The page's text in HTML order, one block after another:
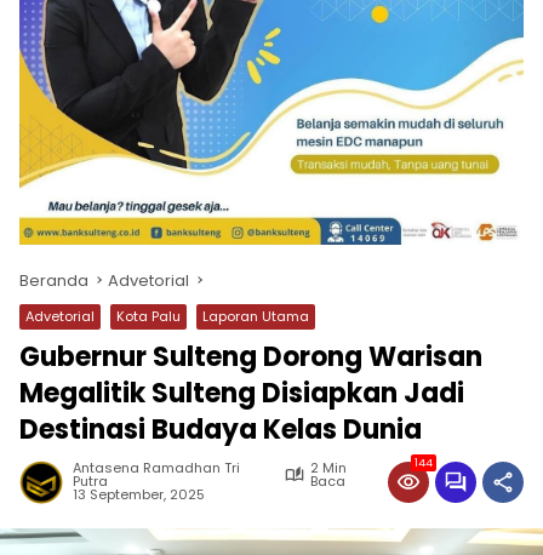
Beranda Advetorial
Advetorial Kota Palu Laporan Utama
Gubernur Sulteng Dorong Warisan
Megalitik Sulteng Disiapkan Jadi
Destinasi Budaya Kelas Dunia
Antasena Ramadhan Tri
Putra
2 Min
Baca
13 September, 2025
144